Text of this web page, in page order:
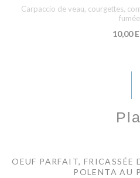
Carpaccio de veau, courgettes,
10,00
OEUF PARFAIT, FRICASSÉE
POLENTA AU